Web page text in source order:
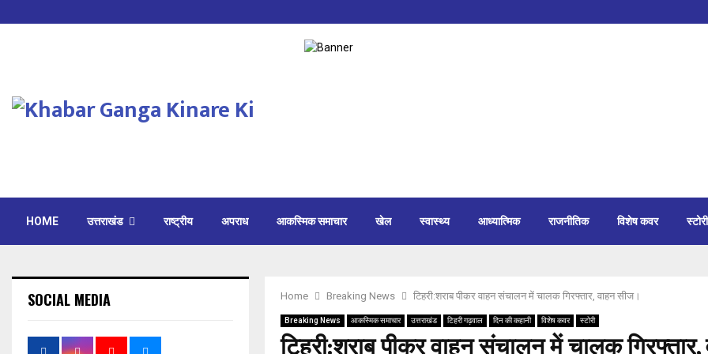
HOME उत्तराखंड राष्ट्रीय अपराध आकस्मिक समाचार खेल स्वास्थ्य आध्यात्मिक राजनीतिक विशेष कवर स्टोरी
Home Breaking News टिहरी:शराब पीकर वाहन संचालन में चालक गिरफ्तार, वाहन सीज।
Breaking News आकस्मिक समाचार उत्तराखंड टिहरी गढ़वाल दिन की कहानी विशेष कवर स्टोरी
SOCIAL MEDIA